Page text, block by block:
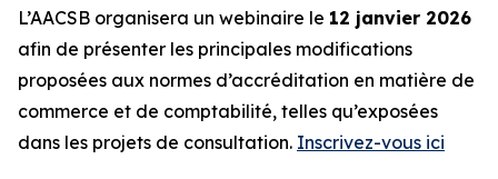
L’AACSB organisera un webinaire le 12 janvier 2026
afin de présenter les principales modifications
proposées aux normes d’accréditation en matière de
commerce et de comptabilité, telles qu’exposées
dans les projets de consultation. Inscrivez-vous ici